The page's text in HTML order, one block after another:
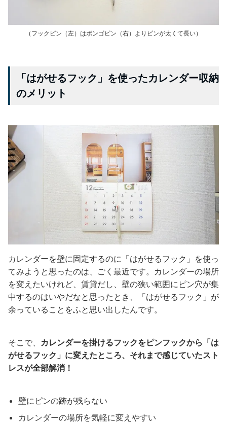
（フックピン（左）はボンゴピン（右）よりピンが太くて長い）
「はがせるフック」を使ったカレンダー収納
のメリット
カレンダーを壁に固定するのに「はがせるフック」を使っ
てみようと思ったのは、ごく最近です。カレンダーの場所
を変えたいけれど、賃貸だし、壁の狭い範囲にピン穴が集
中するのはいやだなと思ったとき、「はがせるフック」が
余っていることをふと思い出したんです。
そこで、 カレンダーを掛けるフックをピンフックから「は
がせるフック」に変えたところ、それまで感じていたスト
レスが全部解消！
壁にピンの跡が残らない
カレンダーの場所を気軽に変えやすい